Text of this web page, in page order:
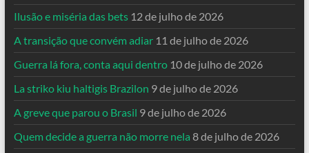
Ilusão e miséria das bets 12 de julho de 2026
A transição que convém adiar 11 de julho de 2026
Guerra lá fora, conta aqui dentro 10 de julho de 2026
La striko kiu haltigis Brazilon 9 de julho de 2026
A greve que parou o Brasil 9 de julho de 2026
Quem decide a guerra não morre nela 8 de julho de 2026